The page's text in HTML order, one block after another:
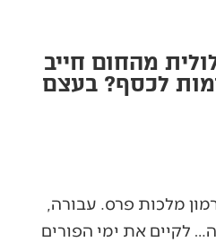
מהחום חייב
לכסף? בעצם
מלכות פרס. עבורה,
לקיים את ימי הפורים